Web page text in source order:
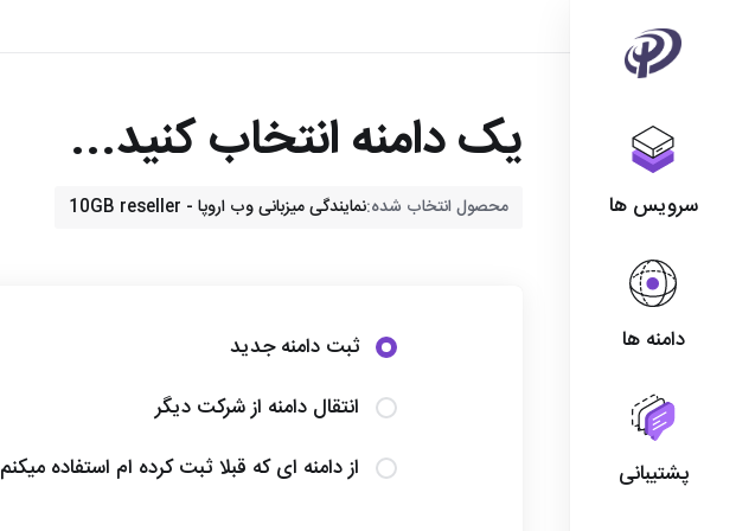
سرویس ها
دامنه ها
پشتیبانی
یک دامنه انتخاب کنید...
محصول انتخاب شده:نمایندگی میزبانی وب اروپا - 10GB reseller
ثبت دامنه جدید
انتقال دامنه از شرکت دیگر
از دامنه ای که قبلا ثبت کرده ام استفاده میکنم